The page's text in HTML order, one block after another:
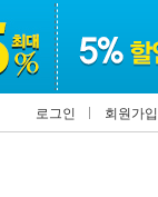
로그인 회원가입